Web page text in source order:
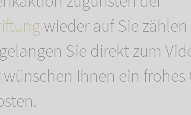
wieder auf Sie
gelangen Sie direkt zum
Ihnen ein frohes